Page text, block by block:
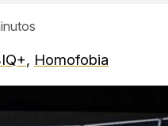
, Homofobia